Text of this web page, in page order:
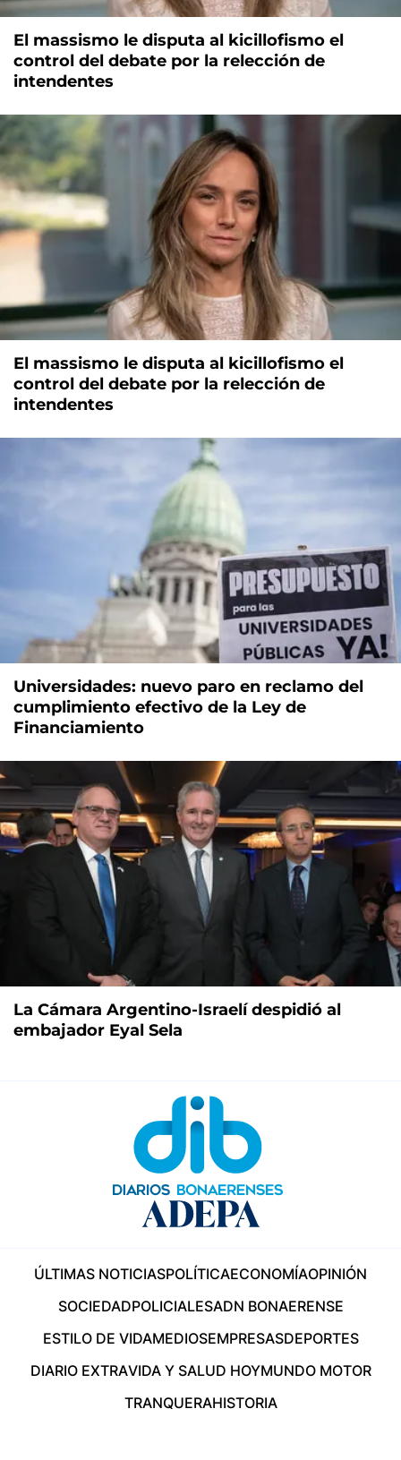
El massismo le disputa al kicillofismo el
control del debate por la relección de
intendentes
El massismo le disputa al kicillofismo el
control del debate por la relección de
intendentes
Universidades: nuevo paro en reclamo del
cumplimiento efectivo de la Ley de
Financiamiento
La Cámara Argentino-Israelí despidió al
embajador Eyal Sela
ÚLTIMAS NOTICIASPOLÍTICAECONOMÍAOPINIÓN
SOCIEDADPOLICIALESADN BONAERENSE
ESTILO DE VIDAMEDIOSEMPRESASDEPORTES
DIARIO EXTRAVIDA Y SALUD HOYMUNDO MOTOR
TRANQUERAHISTORIA